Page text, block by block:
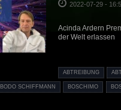
2022-07-29 -
Acinda Ardern
der Welt erlassen
ABTREIBUNG
BODO SCHIFFMANN BOSCHIMO